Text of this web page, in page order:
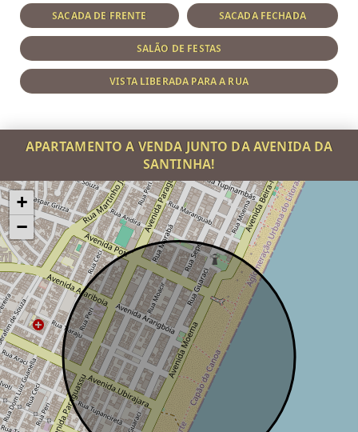
SACADA DE FRENTE SACADA FECHADA
SALÃO DE FESTAS
VISTA LIBERADA PARA A RUA
APARTAMENTO A VENDA JUNTO DA AVENIDA DA
SANTINHA!
+
−